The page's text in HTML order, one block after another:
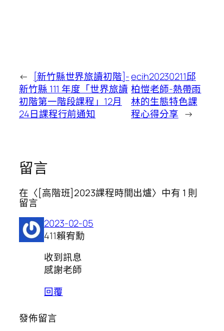
← [新竹縣世界旅讀初階]-
新竹縣 111 年度「世界旅讀
初階第一階段課程」12月
24日課程行前通知
ecih20230211邱
柏愷老師-熱帶雨
林的生態特色課
程心得分享 →
留言
在〈[高階班]2023課程時間出爐〉中有 1 則
留言
2023-02-05
411賴宥勳
收到訊息
感謝老師
回覆
發佈留言